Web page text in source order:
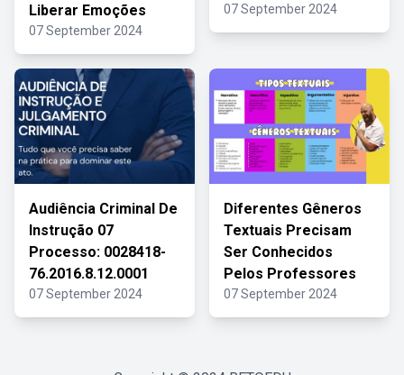
Liberar Emoções
07 September 2024
07 September 2024
Audiência Criminal De
Instrução 07
Processo: 0028418-
76.2016.8.12.0001
07 September 2024
Diferentes Gêneros
Textuais Precisam
Ser Conhecidos
Pelos Professores
07 September 2024